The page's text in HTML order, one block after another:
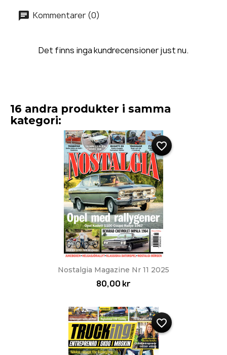
Kommentarer (0)
Det finns inga kundrecensioner just nu.
16 andra produkter i samma
kategori:
Nostalgia Magazine Nr 11 2025
80,00 kr
favorite_border
favorite_border